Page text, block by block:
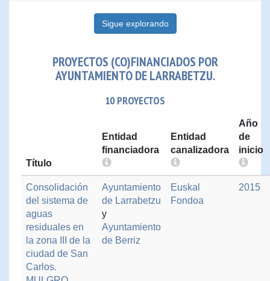
Sigue explorando
PROYECTOS (CO)FINANCIADOS POR
AYUNTAMIENTO DE LARRABETZU.
10 PROYECTOS
Título
Entidad
financiadora
Entidad
canalizadora
Año
de
inicio
Consolidación
del sistema de
aguas
residuales en
la zona III de la
ciudad de San
Carlos.
Ayuntamiento
de Larrabetzu
y
Ayuntamiento
de Berriz
Euskal
Fondoa
2015